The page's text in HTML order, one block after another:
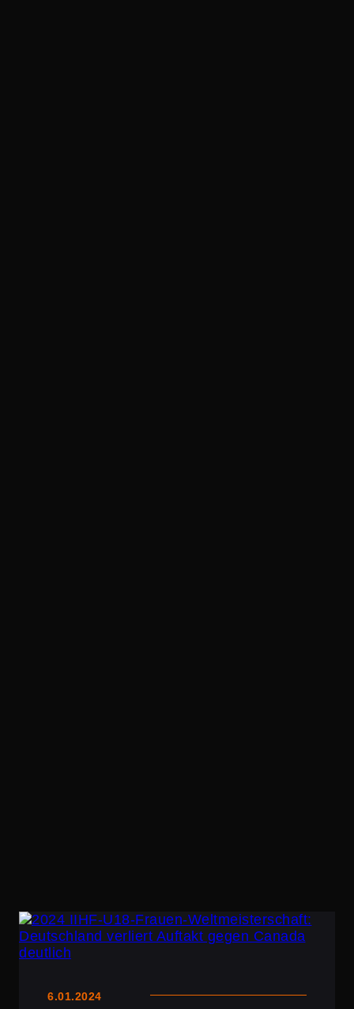
6.01.2024